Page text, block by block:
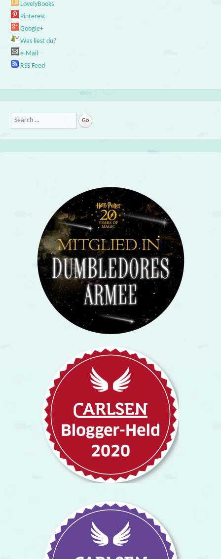
LovelyBooks
Pinterest
Google+
Was liest du?
e-Mail
RSS Feed
Search